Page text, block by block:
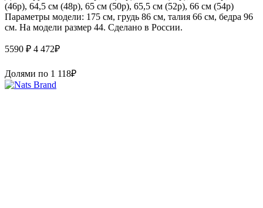
(46р), 64,5 см (48р), 65 см (50р), 65,5 см (52р), 66 см (54р)
Параметры модели: 175 см, грудь 86 см, талия 66 см, бедра 96
см. На модели размер 44. Сделано в России.
5590 ₽ 4 472₽
Долями по 1 118₽